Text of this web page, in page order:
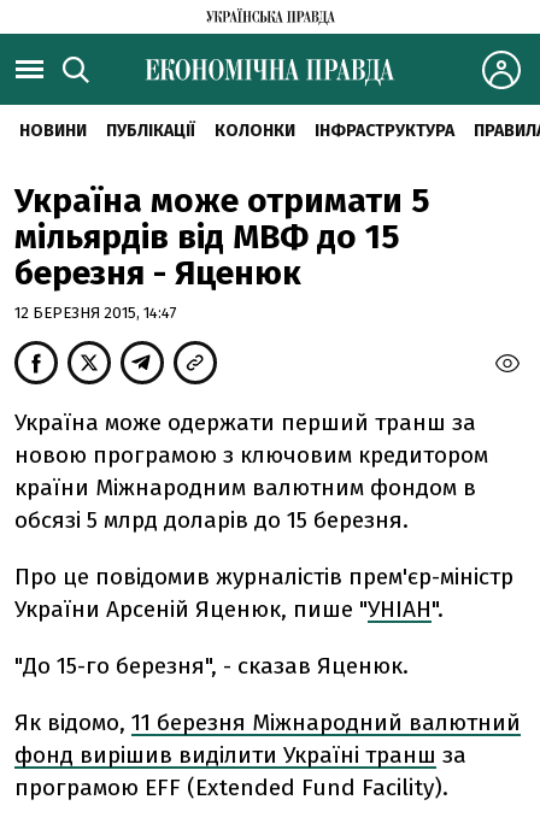
НОВИНИ ПУБЛІКАЦІЇ КОЛОНКИ ІНФРАСТРУКТУРА
Україна може отримати 5
мільярдів від МВФ до 15
березня - Яценюк
12 БЕРЕЗНЯ 2015, 14:47
Україна може одержати перший транш за
новою програмою з ключовим кредитором
країни Міжнародним валютним фондом в
обсязі 5 млрд доларів до 15 березня.
Про це повідомив журналістів прем'єр-міністр
України Арсеній Яценюк, пише "УНІАН".
"До 15-го березня", - сказав Яценюк.
Як відомо, 11 березня Міжнародний валютний
фонд вирішив виділити Україні транш за
програмою EFF (Extended Fund Facility).